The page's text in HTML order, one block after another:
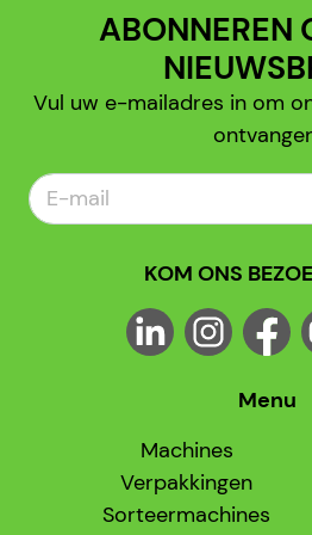
ABONNEREN
Vul uw e-mailadres in om
KOM ONS
Menu
Machines
Verpakkingen
Sorteermachines